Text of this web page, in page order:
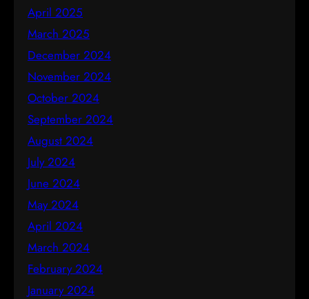
April 2025
March 2025
December 2024
November 2024
October 2024
September 2024
August 2024
July 2024
June 2024
May 2024
April 2024
March 2024
February 2024
January 2024